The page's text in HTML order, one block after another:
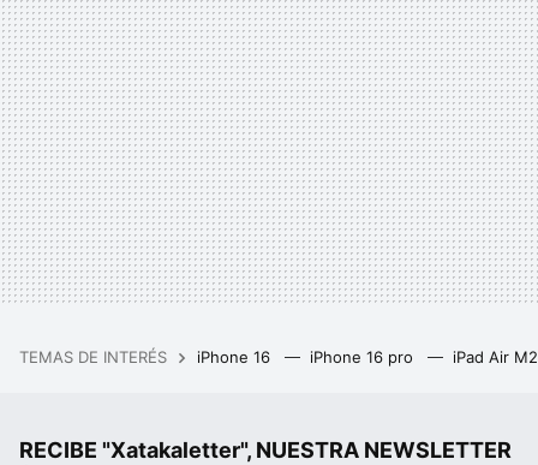
TEMAS DE INTERÉS iPhone 16 iPhone 16 pro iPad Air
RECIBE "Xatakaletter", NUESTRA NEWSLETTER